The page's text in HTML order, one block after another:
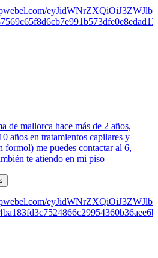
de mallorca hace más de 2 años,
años en tratamientos capilares y
formol) me puedes contactar al 6,
te atiendo en mi piso